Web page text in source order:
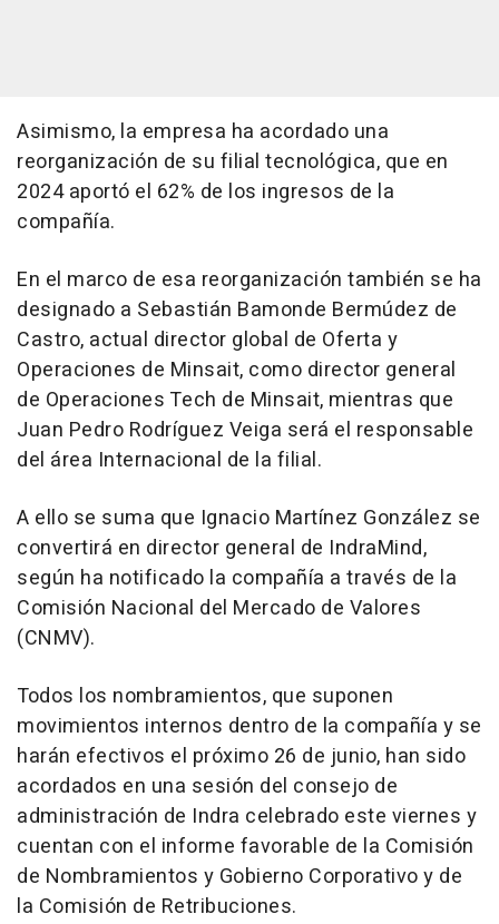
Asimismo, la empresa ha acordado una
reorganización de su filial tecnológica, que en
2024 aportó el 62% de los ingresos de la
compañía.
En el marco de esa reorganización también se ha
designado a Sebastián Bamonde Bermúdez de
Castro, actual director global de Oferta y
Operaciones de Minsait, como director general
de Operaciones Tech de Minsait, mientras que
Juan Pedro Rodríguez Veiga será el responsable
del área Internacional de la filial.
A ello se suma que Ignacio Martínez González se
convertirá en director general de IndraMind,
según ha notificado la compañía a través de la
Comisión Nacional del Mercado de Valores
(CNMV).
Todos los nombramientos, que suponen
movimientos internos dentro de la compañía y se
harán efectivos el próximo 26 de junio, han sido
acordados en una sesión del consejo de
administración de Indra celebrado este viernes y
cuentan con el informe favorable de la Comisión
de Nombramientos y Gobierno Corporativo y de
la Comisión de Retribuciones.